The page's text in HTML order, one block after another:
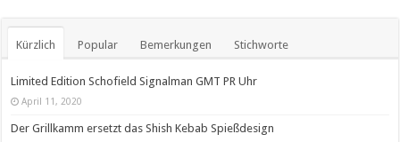
Kürzlich Popular Bemerkungen Stichworte
Limited Edition Schofield Signalman GMT PR Uhr
April 11, 2020
Der Grillkamm ersetzt das Shish Kebab Spießdesign